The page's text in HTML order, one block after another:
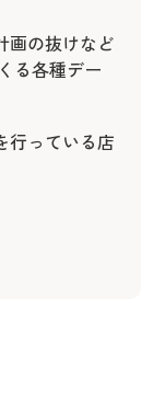
画の抜けなど
る各種デー
行っている店